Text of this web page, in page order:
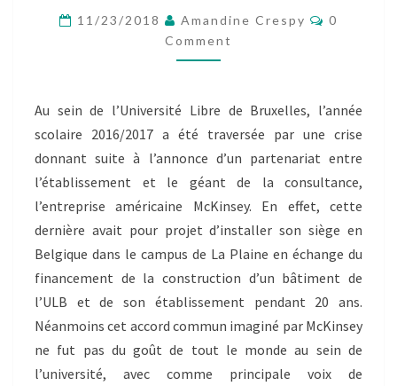
PROBLÉMATIQUE
ET
DE
DE
RECE
11/23/2018 Amandine Crespy
0
Comment
Au sein de l’Université Libre de Bruxelles, l’année
scolaire 2016/2017 a été traversée par une crise
donnant suite à l’annonce d’un partenariat entre
l’établissement et le géant de la consultance,
l’entreprise américaine McKinsey. En effet, cette
dernière avait pour projet d’installer son siège en
Belgique dans le campus de La Plaine en échange du
financement de la construction d’un bâtiment de
l’ULB et de son établissement pendant 20 ans.
Néanmoins cet accord commun imaginé par McKinsey
ne fut pas du goût de tout le monde au sein de
l’université, avec comme principale voix de